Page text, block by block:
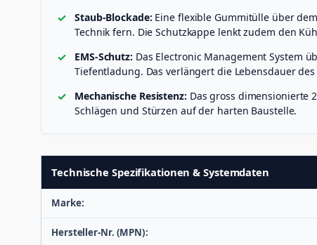
Staub-Blockade: Eine flexible Gummitülle über
Technik fern. Die Schutzkappe lenkt zudem den
EMS-Schutz: Das Electronic Management System
Tiefentladung. Das verlängert die Lebensdauer
Mechanische Resistenz: Das gross dimensionierte
Schlägen und Stürzen auf der harten Baustelle.
Technische Spezifikationen & Systemdaten
Marke:
Hersteller-Nr. (MPN):